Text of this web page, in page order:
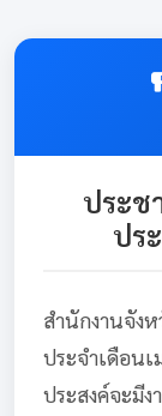
ประช
ปร
สำนักงานจัง
ประจำเดือน
ประสงค์จะมีง